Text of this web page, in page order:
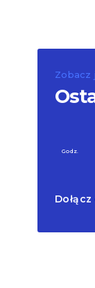
Zobacz
Godz.